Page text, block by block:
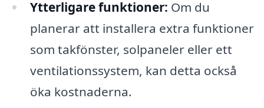
Ytterligare funktioner: Om du
planerar att installera extra funktioner
som takfönster, solpaneler eller ett
ventilationssystem, kan detta också
öka kostnaderna.